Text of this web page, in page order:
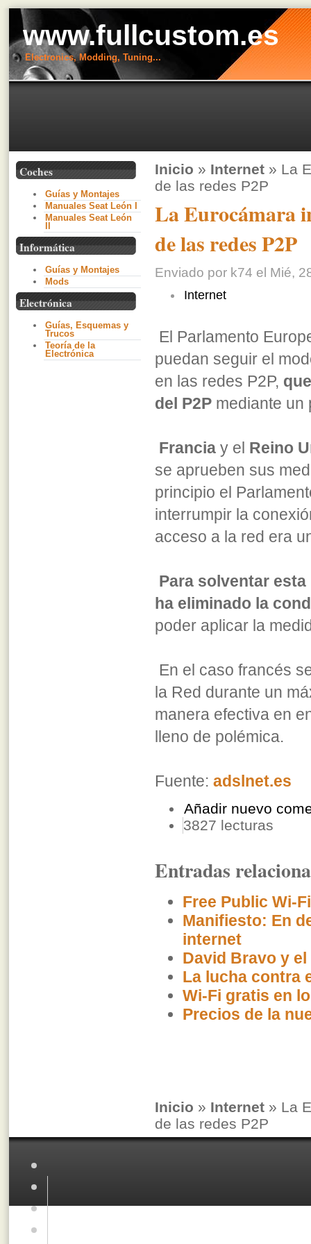
www.fullcustom.es
Electronics, Modding, Tuning...
Coches
Guías y Montajes
Manuales Seat León I
Manuales Seat León
Informática
Guías y Montajes
Mods
Electrónica
Guías, Esquemas y
Trucos
Teoría de la
Electrónica
Inicio » Internet » La
de las redes P2P
La Eurocámara
de las redes P2P
Enviado por k74 el Mié,
Internet
El Parlamento
puedan seguir el
en las redes P2P,
del P2P mediante un
Francia y el Reino
se aprueben sus
principio el
interrumpir la
acceso a la red era
Para solventar
ha eliminado la
poder aplicar la
En el caso francés
la Red durante un
manera efectiva en
lleno de polémica.
Fuente: adslnet.es
Añadir nuevo
3827 lecturas
Entradas
Free Public Wi-Fi
Manifiesto: En
internet
David Bravo y
La lucha contra
Wi-Fi gratis en
Precios de la
Inicio » Internet » La
de las redes P2P